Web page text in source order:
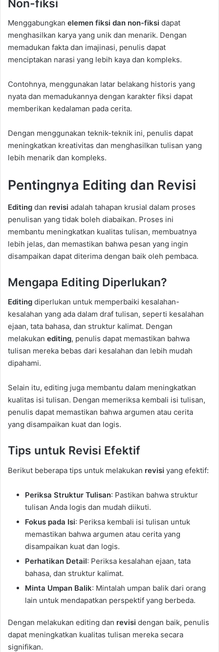
Non-fiksi
Menggabungkan elemen fiksi dan non-fiksi dapat
menghasilkan karya yang unik dan menarik. Dengan
memadukan fakta dan imajinasi, penulis dapat
menciptakan narasi yang lebih kaya dan kompleks.
Contohnya, menggunakan latar belakang historis yang
nyata dan memadukannya dengan karakter fiksi dapat
memberikan kedalaman pada cerita.
Dengan menggunakan teknik-teknik ini, penulis dapat
meningkatkan kreativitas dan menghasilkan tulisan yang
lebih menarik dan kompleks.
Pentingnya Editing dan Revisi
Editing dan revisi adalah tahapan krusial dalam proses
penulisan yang tidak boleh diabaikan. Proses ini
membantu meningkatkan kualitas tulisan, membuatnya
lebih jelas, dan memastikan bahwa pesan yang ingin
disampaikan dapat diterima dengan baik oleh pembaca.
Mengapa Editing Diperlukan?
Editing diperlukan untuk memperbaiki kesalahan-
kesalahan yang ada dalam draf tulisan, seperti kesalahan
ejaan, tata bahasa, dan struktur kalimat. Dengan
melakukan editing, penulis dapat memastikan bahwa
tulisan mereka bebas dari kesalahan dan lebih mudah
dipahami.
Selain itu, editing juga membantu dalam meningkatkan
kualitas isi tulisan. Dengan memeriksa kembali isi tulisan,
penulis dapat memastikan bahwa argumen atau cerita
yang disampaikan kuat dan logis.
Tips untuk Revisi Efektif
Berikut beberapa tips untuk melakukan revisi yang efektif:
Periksa Struktur Tulisan: Pastikan bahwa struktur
tulisan Anda logis dan mudah diikuti.
Fokus pada Isi: Periksa kembali isi tulisan untuk
memastikan bahwa argumen atau cerita yang
disampaikan kuat dan logis.
Perhatikan Detail: Periksa kesalahan ejaan, tata
bahasa, dan struktur kalimat.
Minta Umpan Balik: Mintalah umpan balik dari orang
lain untuk mendapatkan perspektif yang berbeda.
Dengan melakukan editing dan revisi dengan baik, penulis
dapat meningkatkan kualitas tulisan mereka secara
signifikan.